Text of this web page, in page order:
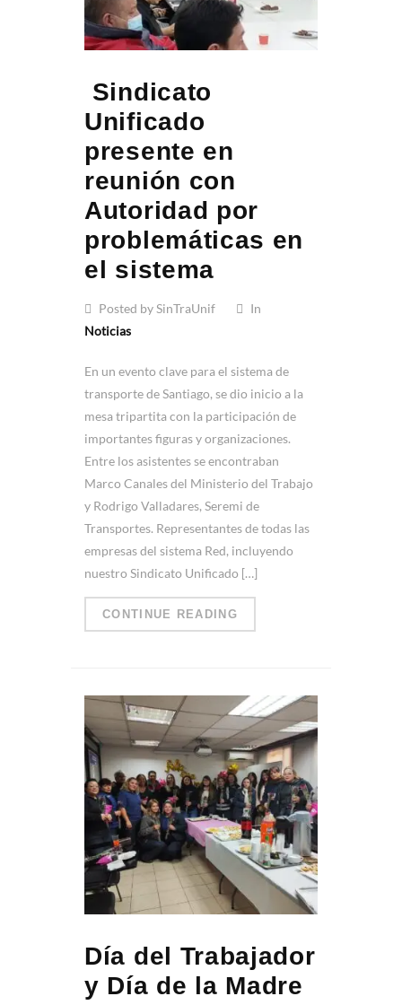
Sindicato
Unificado
presente en
reunión con
Autoridad por
problemáticas en
el sistema
Posted by SinTraUnif
In
Noticias
En un evento clave para el sistema de
transporte de Santiago, se dio inicio a la
mesa tripartita con la participación de
importantes figuras y organizaciones.
Entre los asistentes se encontraban
Marco Canales del Ministerio del Trabajo
y Rodrigo Valladares, Seremi de
Transportes. Representantes de todas las
empresas del sistema Red, incluyendo
nuestro Sindicato Unificado […]
CONTINUE READING
Día del Trabajador
y Día de la Madre